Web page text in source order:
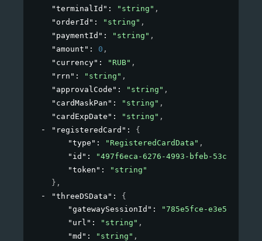
"terminalId" : "string" ,
"orderId" : "string" ,
"paymentId" : "string" ,
"amount" : 0 ,
"currency" : "RUB" ,
"rrn" : "string" ,
"approvalCode" : "string" ,
"cardMaskPan" : "string" ,
"cardExpDate" : "string" ,
"registeredCard" : {
"type" : "RegisteredCardData" ,
"id" :
"497f6eca-6276-4993-bfeb-
"token" :
"string"
} ,
"threeDSData" : {
"gatewaySessionId" :
"785e5fce-e3e5-411a-
"url" : "string" ,
"md" : "string" ,